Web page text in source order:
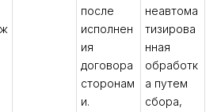
после
исполнен
ия
договора
сторонам
и.
неавтома
тизирова
нная
обработк
а путем
сбора,